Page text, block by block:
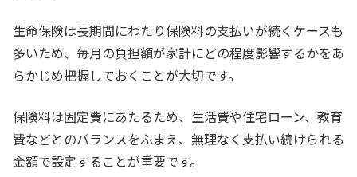
生命保険は長期間にわたり保険料の支払いが続くケースも
多いため、毎月の負担額が家計にどの程度影響するかをあ
らかじめ把握しておくことが大切です。
保険料は固定費にあたるため、生活費や住宅ローン、教育
費などとのバランスをふまえ、無理なく支払い続けられる
金額で設定することが重要です。